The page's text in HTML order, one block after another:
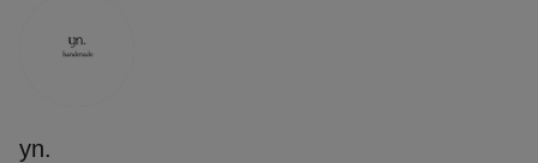
yn.